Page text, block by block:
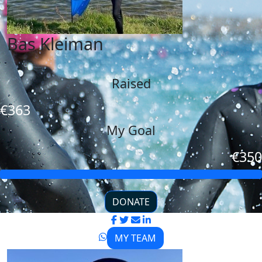
Bas Kleiman
Raised
€363
My Goal
€350
DONATE
MY TEAM